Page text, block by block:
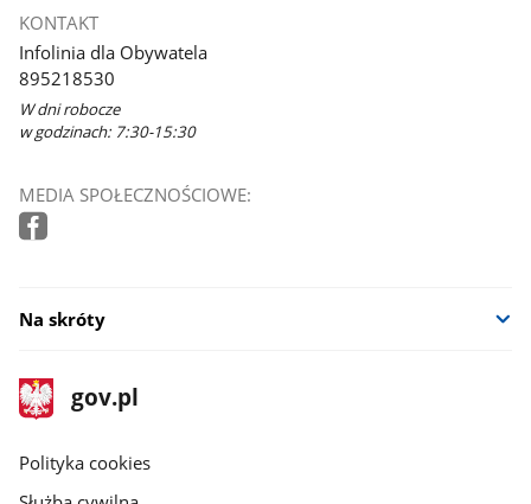
KONTAKT
Infolinia dla Obywatela
895218530
W dni robocze
w godzinach: 7:30-15:30
MEDIA SPOŁECZNOŚCIOWE:
Na skróty
stopka
gov.pl
Strona
gov.pl
gov.pl
Polityka cookies